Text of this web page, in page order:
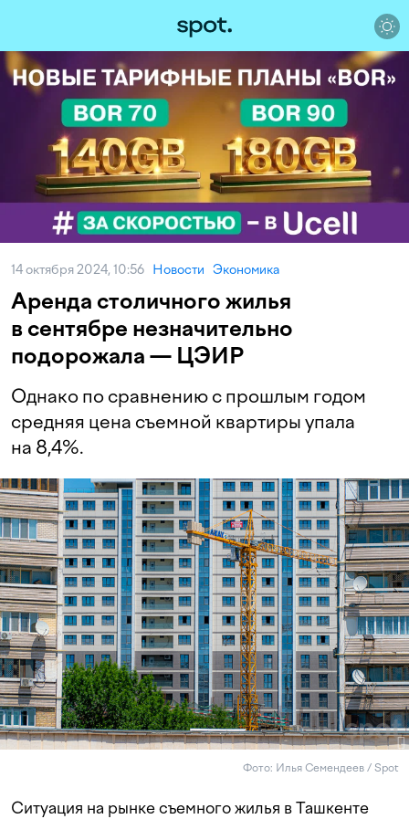
14 октября 2024, 10:56 Новости Экономика
Аренда столичного жилья
в сентябре незначительно
подорожала — ЦЭИР
Однако по сравнению с прошлым годом
средняя цена съемной квартиры упала
на 8,4%.
Фото: Илья Семендеев / Spot
Ситуация на рынке съемного жилья в Ташкенте